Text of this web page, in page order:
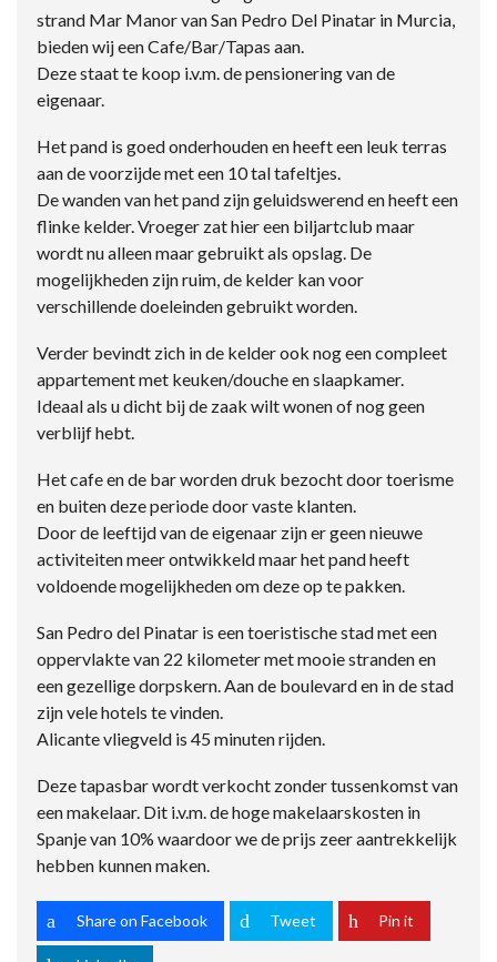
strand Mar Manor van San Pedro Del Pinatar in Murcia,
bieden wij een Cafe/Bar/Tapas aan.
Deze staat te koop i.v.m. de pensionering van de
eigenaar.
Het pand is goed onderhouden en heeft een leuk terras
aan de voorzijde met een 10 tal tafeltjes.
De wanden van het pand zijn geluidswerend en heeft een
flinke kelder. Vroeger zat hier een biljartclub maar
wordt nu alleen maar gebruikt als opslag. De
mogelijkheden zijn ruim, de kelder kan voor
verschillende doeleinden gebruikt worden.
Verder bevindt zich in de kelder ook nog een compleet
appartement met keuken/douche en slaapkamer.
Ideaal als u dicht bij de zaak wilt wonen of nog geen
verblijf hebt.
Het cafe en de bar worden druk bezocht door toerisme
en buiten deze periode door vaste klanten.
Door de leeftijd van de eigenaar zijn er geen nieuwe
activiteiten meer ontwikkeld maar het pand heeft
voldoende mogelijkheden om deze op te pakken.
San Pedro del Pinatar is een toeristische stad met een
oppervlakte van 22 kilometer met mooie stranden en
een gezellige dorpskern. Aan de boulevard en in de stad
zijn vele hotels te vinden.
Alicante vliegveld is 45 minuten rijden.
Deze tapasbar wordt verkocht zonder tussenkomst van
een makelaar. Dit i.v.m. de hoge makelaarskosten in
Spanje van 10% waardoor we de prijs zeer aantrekkelijk
hebben kunnen maken.
Share on Facebook Tweet Pin it